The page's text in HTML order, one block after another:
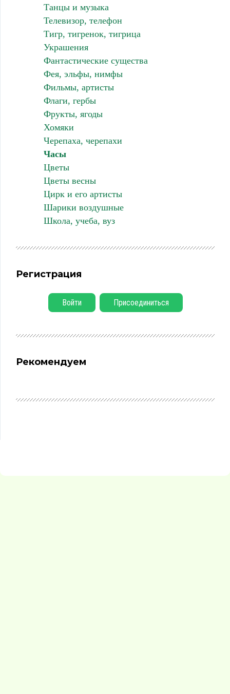
Танцы и музыка
Телевизор, телефон
Тигр, тигренок, тигрица
Украшения
Фантастические существа
Фея, эльфы, нимфы
Фильмы, артисты
Флаги, гербы
Фрукты, ягоды
Хомяки
Черепаха, черепахи
Часы
Цветы
Цветы весны
Цирк и его артисты
Шарики воздушные
Школа, учеба, вуз
Регистрация
Войти Присоединиться
Рекомендуем